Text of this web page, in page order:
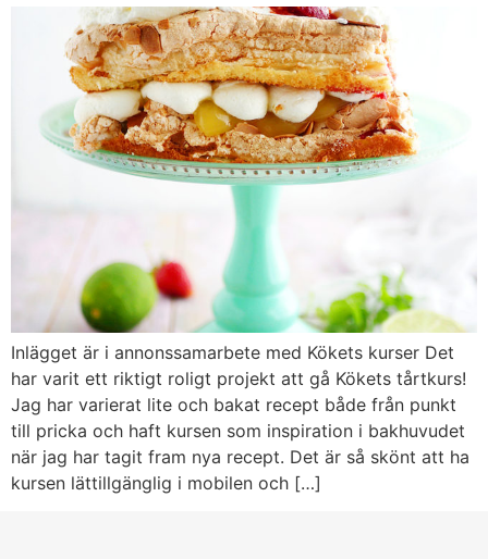
Inlägget är i annonssamarbete med Kökets kurser Det
har varit ett riktigt roligt projekt att gå Kökets tårtkurs!
Jag har varierat lite och bakat recept både från punkt
till pricka och haft kursen som inspiration i bakhuvudet
när jag har tagit fram nya recept. Det är så skönt att ha
kursen lättillgänglig i mobilen och […]